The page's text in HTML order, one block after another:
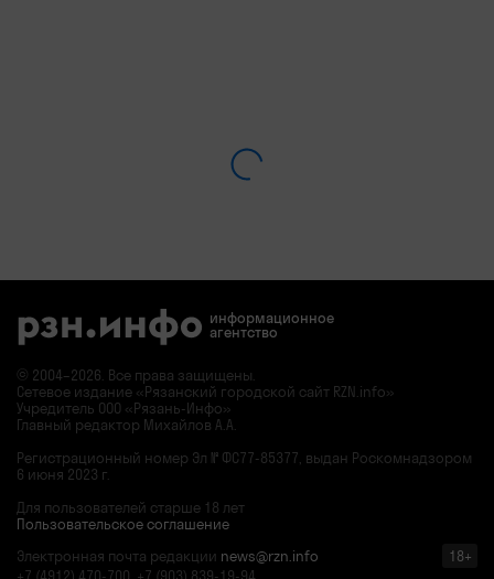
информационное
агентство
© 2004–2026. Все права защищены.
Сетевое издание «Рязанский городской сайт RZN.info»
Учредитель ООО «Рязань-Инфо»
Главный редактор Михайлов А.А.
Регистрационный номер Эл № ФС77-85377, выдан Роскомнадзором
6 июня 2023 г.
Для пользователей старше 18 лет
Пользовательское соглашение
Электронная почта редакции news@rzn.info
18+